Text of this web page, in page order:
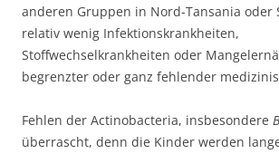
anderen Gruppen in Nord-Tansania oder
relativ wenig Infektionskrankheiten,
Stoffwechselkrankheiten oder
begrenzter oder ganz fehlender
Fehlen der Actinobacteria, insbesondere
überrascht, denn die Kinder werden